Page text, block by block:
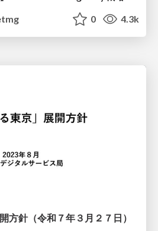
0 4.3k
方針（令和７年３月２７日）